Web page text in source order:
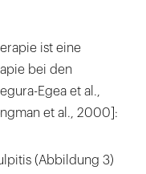
ist eine
bei den
Egea et al.,
et al., 2000]:
(Abbildung 3)